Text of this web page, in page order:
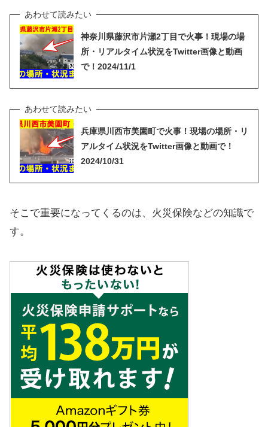
神奈川県藤沢市片瀬2丁目で火事！現場の場
所・リアルタイム状況をTwitter画像と動画
で！2024/11/1
兵庫県川西市美園町で火事！現場の場所・リ
アルタイム状況をTwitter画像と動画で！
2024/10/31
そこで重要になってくるのは、火災保険などの知識で
す。